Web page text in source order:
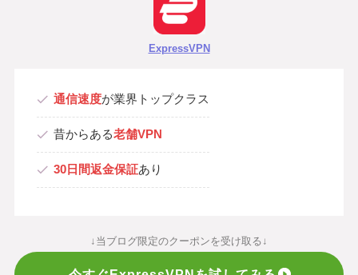
ExpressVPN
通信速度が業界トップクラス
昔からある老舗VPN
30日間返金保証あり
↓当ブログ限定のクーポンを受け取る↓